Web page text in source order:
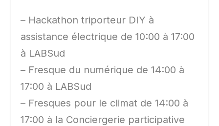
– Hackathon triporteur DIY à
assistance électrique de 10:00 à 17:00
à LABSud
– Fresque du numérique de 14:00 à
17:00 à LABSud
– Fresques pour le climat de 14:00 à
17:00 à la Conciergerie participative